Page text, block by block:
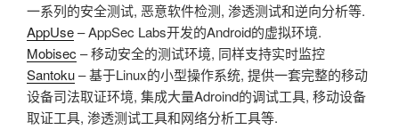
一系列的安全测试, 恶意软件检测, 渗透测试和逆向分析等.
AppUse– AppSec Labs开发的Android的虚拟环境.
Mobisec – 移动安全的测试环境, 同样支持实时监控
Santoku– 基于Linux的小型操作系统, 提供一套完整的移动
设备司法取证环境, 集成大量Adroind的调试工具, 移动设备
取证工具, 渗透测试工具和网络分析工具等.